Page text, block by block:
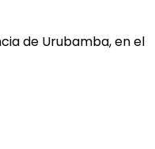
de Urubamba, en el